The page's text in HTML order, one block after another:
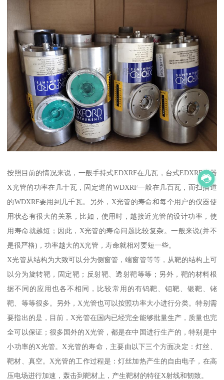
按照目前的情况来说，一般手持式EDXRF在几瓦，台式EDXRF仪器
X光管的功率在几十瓦，固定道的WDXRF一般在几百瓦，而扫描道
的WDXRF要用到几千瓦。另外，X光管的寿命和每个用户的仪器使
用状态有很大的关系，比如，使用时，越接近光管的设计功率，使
用寿命就越短；因此，X光管的寿命问题比较复杂。一般来说(并不
是很严格)，功率越大的X光管，寿命就相对要短一些。
X光管从结构为大致可以分为侧窗管，端窗管等等，从靶的结构上可
以分为旋转靶，固定靶；反射靶、透射靶等等；另外，靶的材料根
据不同的应用也各不相同，比较常用的有钨靶、钼靶、银靶、铑
靶、等等很多。另外，X光管也可以按照功率大小进行分类。特别需
要指出的是，目前，X光管在国内已经完全能够批量生产，质量也完
全可以保证；很多国外的X光管，都是在中国进行生产的，特别是中
小功率的X光管。X光管的寿命，主要由以下三个方面决定：灯丝、
靶材、真空。X光管的工作过程是：灯丝加热产生的自由电子，在高
压电场进行加速，轰击到靶材上，产生靶材的特征X射线和韧致。